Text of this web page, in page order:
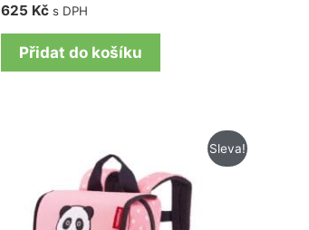
625 Kč s DPH
Přidat do košíku
Sleva!
byla:
765 Kč.
cena
je:
585 Kč.